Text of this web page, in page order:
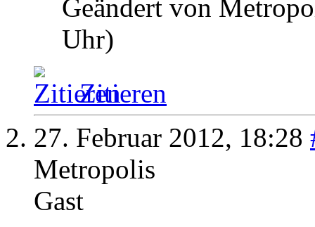
Geändert von
Uhr)
Zitieren
27. Februar 2012, 18:28
Metropolis
Gast